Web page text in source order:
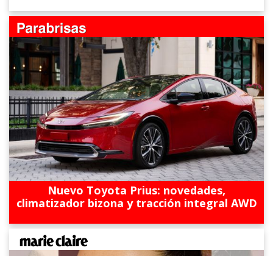
Nuevo Toyota Prius: novedades,
climatizador bizona y tracción integral AWD